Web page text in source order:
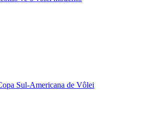
Sul-Americana de Vôlei